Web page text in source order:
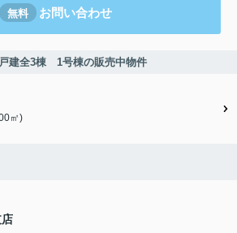
無料 お問い合わせ
建全3棟 1号棟の販売中物件
㎡)